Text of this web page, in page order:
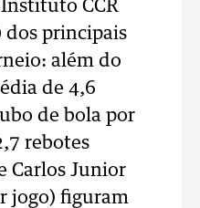
CCR
dos principais
além do
de 4,6
de bola por
rebotes
Carlos Junior
jogo) figuram